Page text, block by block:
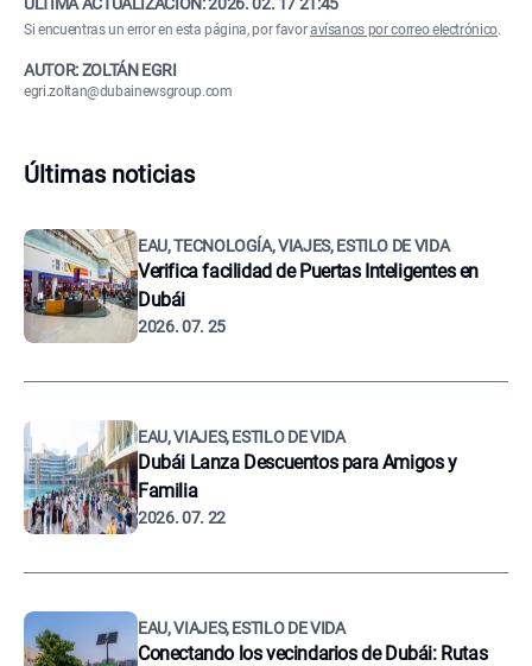
Si encuentras un error en esta página, por favoravísanos por correo electrónico.
AUTOR: ZOLTÁN EGRI
egri.zoltan@dubainewsgroup.com
Últimas noticias
EAU, TECNOLOGÍA, VIAJES, ESTILO DE VIDA
Verifica facilidad de Puertas Inteligentes en
Dubái
2026. 07. 25
EAU, VIAJES, ESTILO DE VIDA
Dubái Lanza Descuentos para Amigos y
Familia
2026. 07. 22
EAU, VIAJES, ESTILO DE VIDA
Conectando los vecindarios de Dubái: Rutas